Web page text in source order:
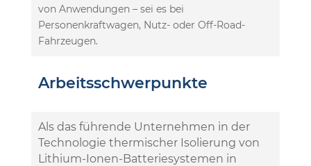
von Anwendungen – sei es bei
Personenkraftwagen, Nutz- oder Off-Road-
Fahrzeugen.
Arbeitsschwerpunkte
Als das führende Unternehmen in der
Technologie thermischer Isolierung von
Lithium-Ionen-Batteriesystemen in